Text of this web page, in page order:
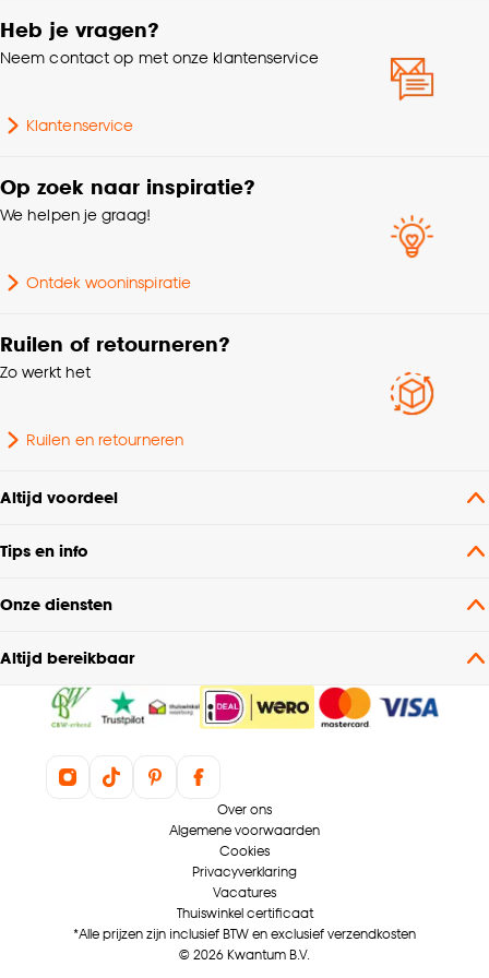
Goed om te weten is dat je deze keuze altijd nog
kan aanpassen, bekijk hiervoor onze
Breedte
Samenstelling
Milieu kenmerken
Kleurtint
Heb je vragen?
Neem contact op met onze klantenservice
Klantenservice
Op zoek naar inspiratie?
We helpen je graag!
Ontdek wooninspiratie
Ruilen of retourneren?
Zo werkt het
Ruilen en retourneren
Altijd voordeel
Tips en info
Onze diensten
Altijd bereikbaar
Over ons
Algemene voorwaarden
Cookies
Privacyverklaring
Vacatures
Thuiswinkel certificaat
*Alle prijzen zijn inclusief BTW en exclusief verzendkosten
© 2026 Kwantum B.V.